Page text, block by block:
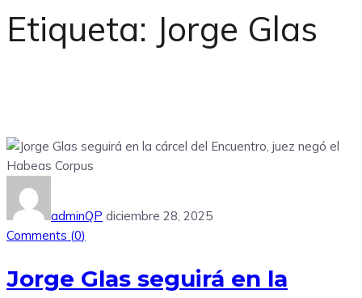
Etiqueta: Jorge Glas
adminQP diciembre 28, 2025
Comments (0)
Jorge Glas seguirá en la